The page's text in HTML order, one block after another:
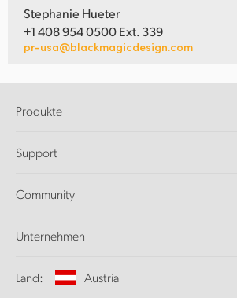
Stephanie Hueter
+1 408 954 0500 Ext. 339
pr-usa@blackmagicdesign.com
Produkte
DaVinci Resolve und Fusion Software
Ultimatte
Aufzeichnung und Wiedergabe
Norm- und Formatwandlung
Support
Support-Center
Community
Unternehmen
Informationen über uns
Land: Austria